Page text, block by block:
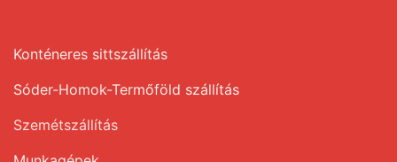
Konténeres sittszállítás
Sóder-Homok-Termőföld szállítás
Szemétszállítás